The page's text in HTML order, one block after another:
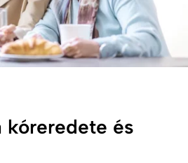
kóreredete és